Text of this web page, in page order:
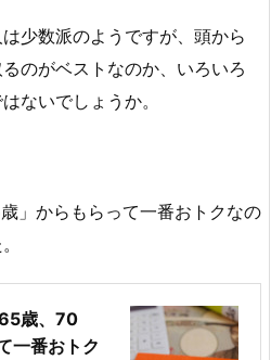
少数派のようですが、頭から
のがベストなのか、いろいろ
ないでしょうか。
」からもらって一番おトクなの
歳、70
一番おトク